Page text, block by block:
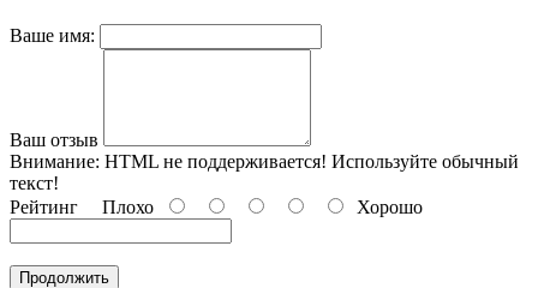
Ваше имя:
Ваш отзыв
Внимание: HTML не поддерживается! Используйте обычный
текст!
Рейтинг Плохо Хорошо
Продолжить